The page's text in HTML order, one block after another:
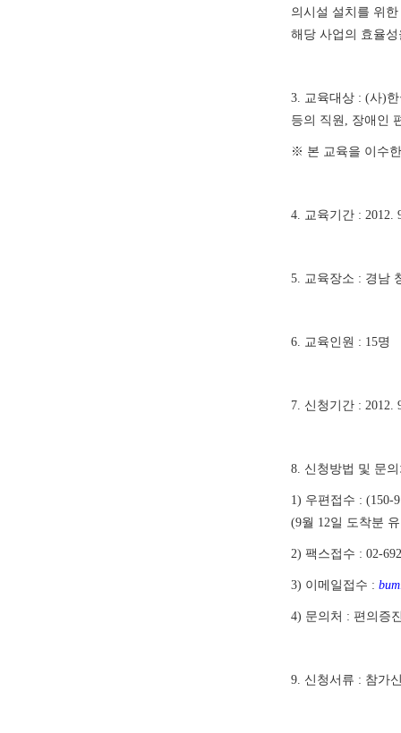
의시설 설치를 위
해당 사업의 효율
3. 교육대상 : (사)
등의 직원, 장애인
※ 본 교육을 이수
4. 교육기간 : 2012.
5. 교육장소 : 경남
6. 교육인원 : 15명
7. 신청기간 : 2012.
8. 신청방법 및 문
1) 우편접수 : (150-
(9월 12일 도착분
2) 팩스접수 : 02-
3) 이메일접수 :
4) 문의처 : 편의증
9. 신청서류 : 참가